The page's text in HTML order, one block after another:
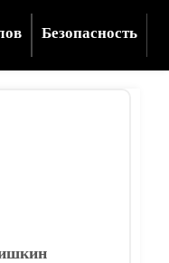
Безопасность